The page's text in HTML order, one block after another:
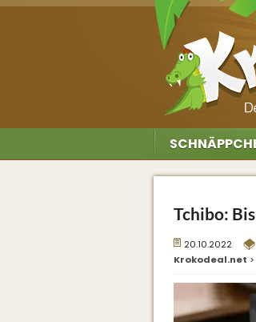
Tchibo:
20.10.2022
Krokodeal.net >